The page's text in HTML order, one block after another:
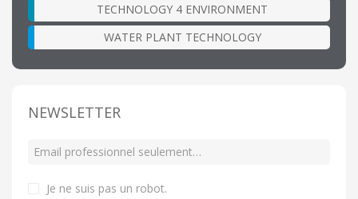
TECHNOLOGY 4 ENVIRONMENT
WATER PLANT TECHNOLOGY
NEWSLETTER
Je ne suis pas un robot.